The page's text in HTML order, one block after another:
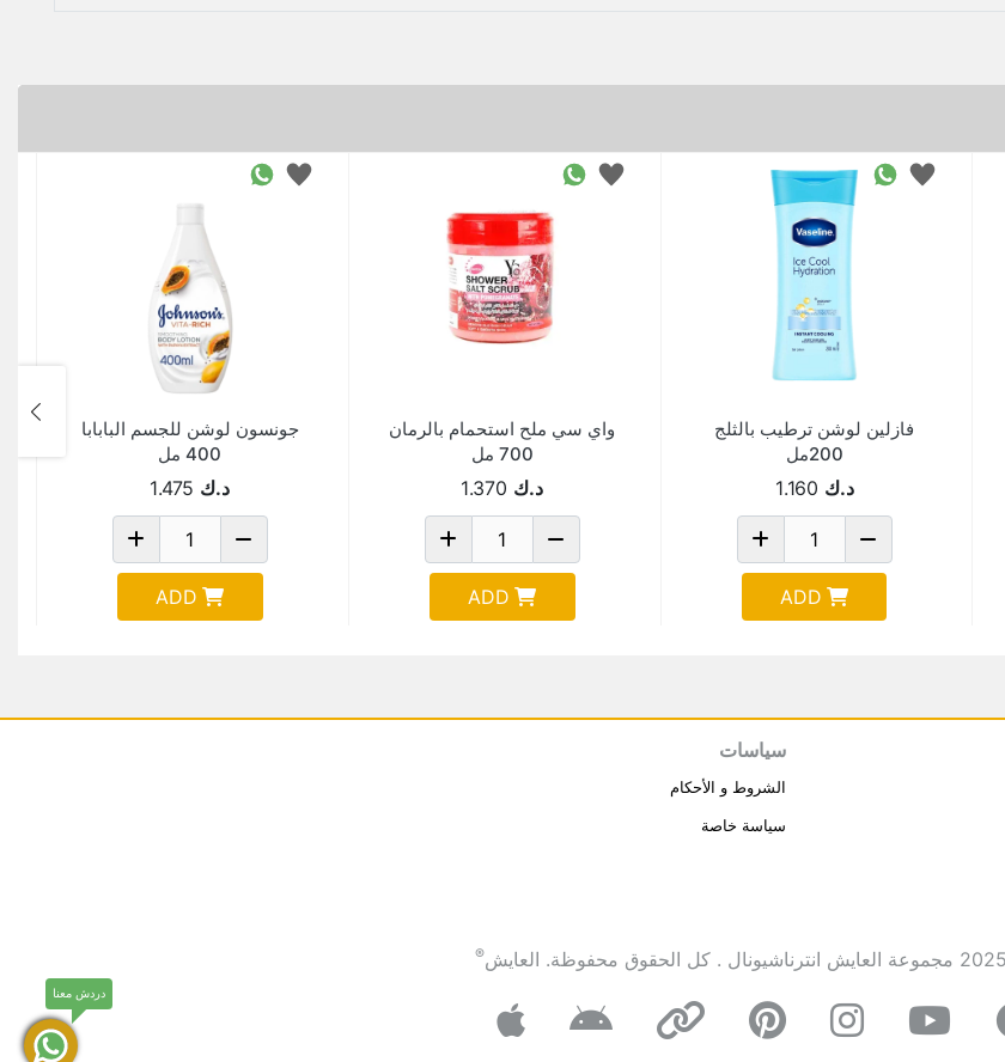
فازلين لوشن ترطيب بالثلج
200مل
د.ك 1.160
ADD
واي سي ملح استحمام بالرمان
700 مل
د.ك 1.370
ADD
جونسون لوشن للجسم البابابا
400 مل
د.ك 1.475
ADD
سياسات
الشروط و الأحكام
سياسة خاصة
العايش®
دردش معنا